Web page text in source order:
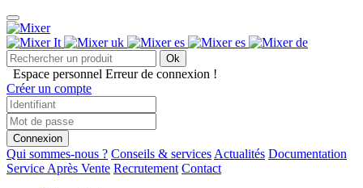
Ok
Espace personnel Erreur de connexion !
Créer un compte
Connexion
Qui sommes-nous ? Conseils & services Actualités Documentation
Service Après Vente Recrutement Contact